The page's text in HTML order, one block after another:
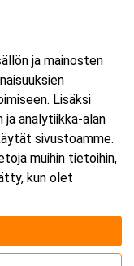
ja mainosten
Lisäksi
ja analytiikka-alan
sivustoamme.
muihin tietoihin,
kun olet